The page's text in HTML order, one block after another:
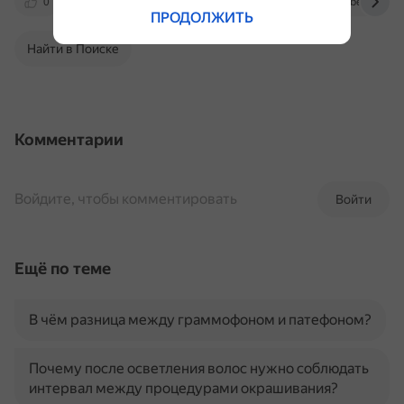
Найти в Поиске
Комментарии
Войти
Войдите, чтобы комментировать
Ещё по теме
В чём разница между граммофоном и патефоном?
Почему после осветления волос нужно соблюдать
интервал между процедурами окрашивания?
ПРОДОЛЖИТЬ